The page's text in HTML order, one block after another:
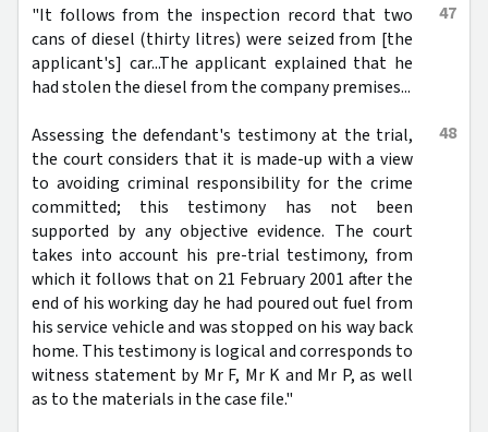
47
"It follows from the inspection record that two
cans of diesel (thirty litres) were seized from [the
applicant's] car...The applicant explained that he
had stolen the diesel from the company premises...
48
Assessing the defendant's testimony at the trial,
the court considers that it is made-up with a view
to avoiding criminal responsibility for the crime
committed; this testimony has not been
supported by any objective evidence. The court
takes into account his pre-trial testimony, from
which it follows that on 21 February 2001 after the
end of his working day he had poured out fuel from
his service vehicle and was stopped on his way back
home. This testimony is logical and corresponds to
witness statement by Mr F, Mr K and Mr P, as well
as to the materials in the case file."